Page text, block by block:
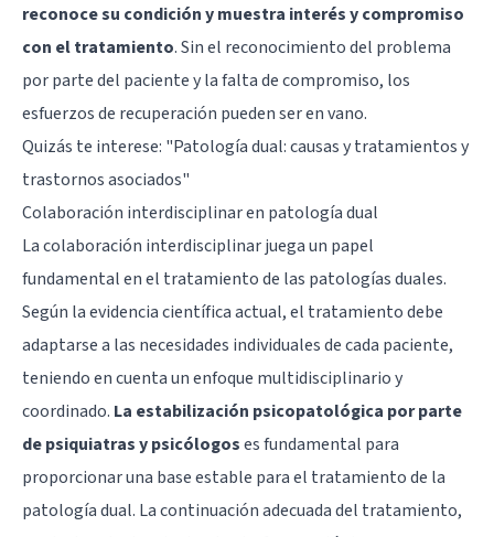
reconoce su condición y muestra interés y compromiso
con el tratamiento. Sin el reconocimiento del problema
por parte del paciente y la falta de compromiso, los
esfuerzos de recuperación pueden ser en vano.
Quizás te interese: "Patología dual: causas y tratamientos y
trastornos asociados"
Colaboración interdisciplinar en patología dual
La colaboración interdisciplinar juega un papel
fundamental en el tratamiento de las patologías duales.
Según la evidencia científica actual, el tratamiento debe
adaptarse a las necesidades individuales de cada paciente,
teniendo en cuenta un enfoque multidisciplinario y
coordinado. La estabilización psicopatológica por parte
de psiquiatras y psicólogoses fundamental para
proporcionar una base estable para el tratamiento de la
patología dual. La continuación adecuada del tratamiento,